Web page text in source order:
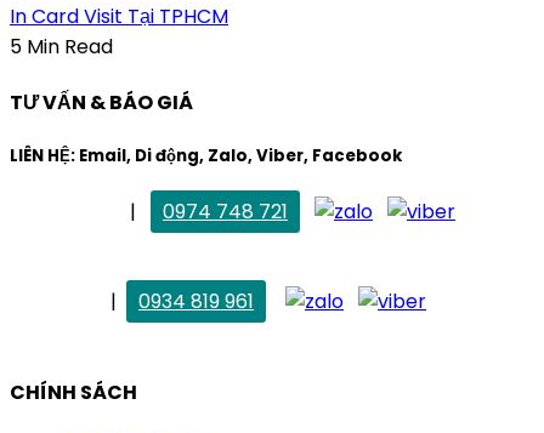
In Card Visit Tại TPHCM
5 Min Read
TƯ VẤN & BÁO GIÁ
LIÊN HỆ: Email, Di động, Zalo, Viber, Facebook
|
0974 748 721
|
0934 819 961
CHÍNH SÁCH